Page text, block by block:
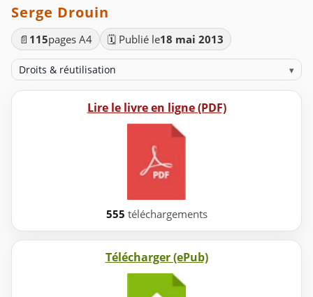
Serge Drouin
📄 115pages A4 🗓️ Publié le18 mai 2013
Droits & réutilisation ▾
Lire le livre en ligne (PDF)
555 téléchargements
Télécharger (ePub)